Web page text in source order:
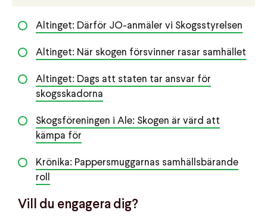
Altinget: Därför JO-anmäler vi Skogsstyrelsen
Altinget: När skogen försvinner rasar samhället
Altinget: Dags att staten tar ansvar för
skogsskadorna
Skogsföreningen i Ale: Skogen är värd att
kämpa för
Krönika: Pappersmuggarnas samhällsbärande
roll
Vill du engagera dig?